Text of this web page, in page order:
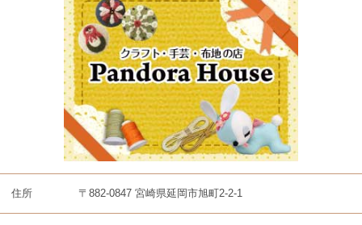
住所 〒882-0847 宮崎県延岡市旭町2-2-1